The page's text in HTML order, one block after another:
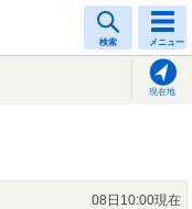
検索 メニュー
現在地
08日10:00現在